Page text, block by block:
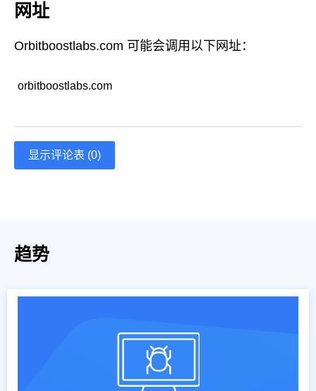
网址
Orbitboostlabs.com 可能会调用以下网址：
orbitboostlabs.com
显示评论表 (0)
趋势